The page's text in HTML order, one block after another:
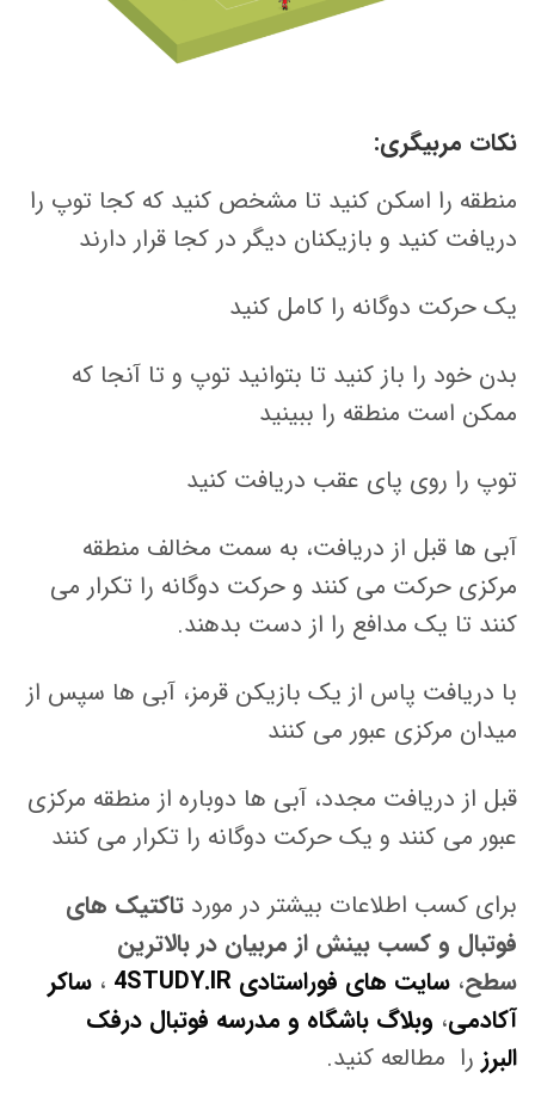
نکات مربیگری:
منطقه را اسکن کنید تا مشخص کنید که کجا توپ را
دریافت کنید و بازیکنان دیگر در کجا قرار دارند
یک حرکت دوگانه را کامل کنید
بدن خود را باز کنید تا بتوانید توپ و تا آنجا که
ممکن است منطقه را ببینید
توپ را روی پای عقب دریافت کنید
آبی ها قبل از دریافت، به سمت مخالف منطقه
مرکزی حرکت می کنند و حرکت دوگانه را تکرار می
کنند تا یک مدافع را از دست بدهند.
با دریافت پاس از یک بازیکن قرمز، آبی ها سپس از
میدان مرکزی عبور می کنند
قبل از دریافت مجدد، آبی ها دوباره از منطقه مرکزی
عبور می کنند و یک حرکت دوگانه را تکرار می کنند
برای کسب اطلاعات بیشتر در موردتاکتیک های
فوتبال و کسب بینش از مربیان در بالاترین
سطح،سایت های فوراستادی 4STUDY.IR ،ساکر
آکادمی، وبلاگ باشگاه و مدرسه فوتبال درفک
البرز را مطالعه کنید.